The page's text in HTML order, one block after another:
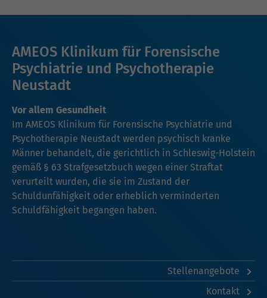
AMEOS Klinikum für Forensische
Psychiatrie und Psychotherapie
Neustadt
Vor allem Gesundheit
Im AMEOS Klinikum für Forensische Psychiatrie und
Psychotherapie Neustadt werden psychisch kranke
Männer behandelt, die gerichtlich in Schleswig-Holstein
gemäß § 63 Strafgesetzbuch wegen einer Straftat
verurteilt wurden, die sie im Zustand der
Schuldunfähigkeit oder erheblich verminderten
Schuldfähigkeit begangen haben.
Stellenangebote
Kontakt